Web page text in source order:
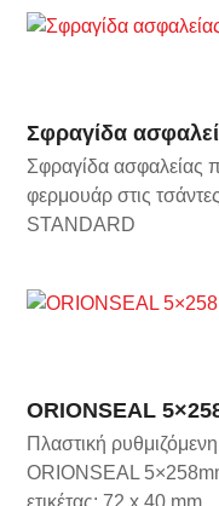
Σφραγίδα
Σφραγίδα ασφαλείας
φερμουάρ στις
STANDARD
ORIONSEAL
Πλαστική
ORIONSEAL
ετικέτας: 72 x 40 mm.